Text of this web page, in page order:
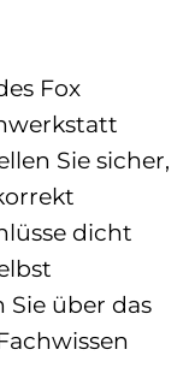
Fox
Sie sicher,
dicht
über das